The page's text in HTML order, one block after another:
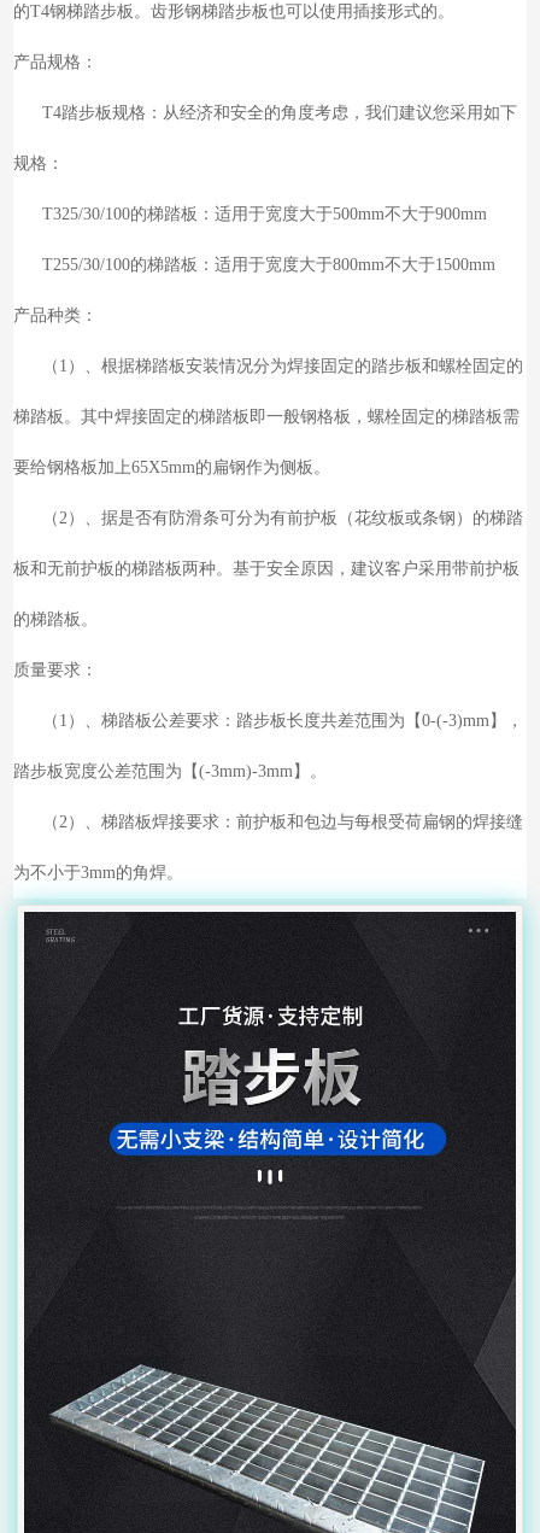
的T4钢梯踏步板。齿形钢梯踏步板也可以使用插接形式的。
产品规格：
T4踏步板规格：从经济和安全的角度考虑，我们建议您采用如下
规格：
T325/30/100的梯踏板：适用于宽度大于500mm不大于900mm
T255/30/100的梯踏板：适用于宽度大于800mm不大于1500mm
产品种类：
（1）、根据梯踏板安装情况分为焊接固定的踏步板和螺栓固定的
梯踏板。其中焊接固定的梯踏板即一般钢格板，螺栓固定的梯踏板需
要给钢格板加上65X5mm的扁钢作为侧板。
（2）、据是否有防滑条可分为有前护板（花纹板或条钢）的梯踏
板和无前护板的梯踏板两种。基于安全原因，建议客户采用带前护板
的梯踏板。
质量要求：
（1）、梯踏板公差要求：踏步板长度共差范围为【0-(-3)mm】，
踏步板宽度公差范围为【(-3mm)-3mm】。
（2）、梯踏板焊接要求：前护板和包边与每根受荷扁钢的焊接缝
为不小于3mm的角焊。